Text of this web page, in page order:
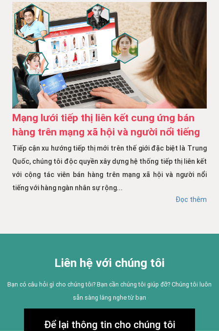
Mạng lưới tiếp thị liên kết cung ứng bán
hàng trên mạng xã hội và người nổi tiếng
Tiếp cận xu hướng tiếp thị mới trên thế giới đặc biệt là Trung
Quốc, chúng tôi độc quyền xây dựng hệ thống tiếp thị liên kết
với cộng tác viên bán hàng trên mạng xã hội và người nổi
tiếng với hàng ngàn nhân sự rộng...
Đọc thêm
Liên hệ với chúng tôi
Bạn có câu hỏi gì cho chúng tôi? Bạn cần chúng tôi giúp đỡ? Chúng tôi luôn
sẵn sàng lắng nghe từ bạn
Để lại thông tin cho chúng tôi